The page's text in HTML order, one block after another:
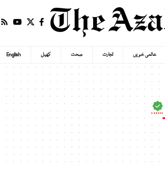
عالمی خبریں تجارت صحت کھیل English